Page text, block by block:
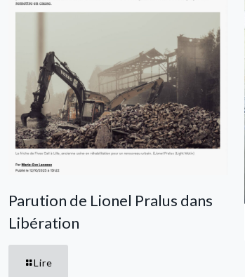
Parution de Lionel Pralus dans
Libération
Lire